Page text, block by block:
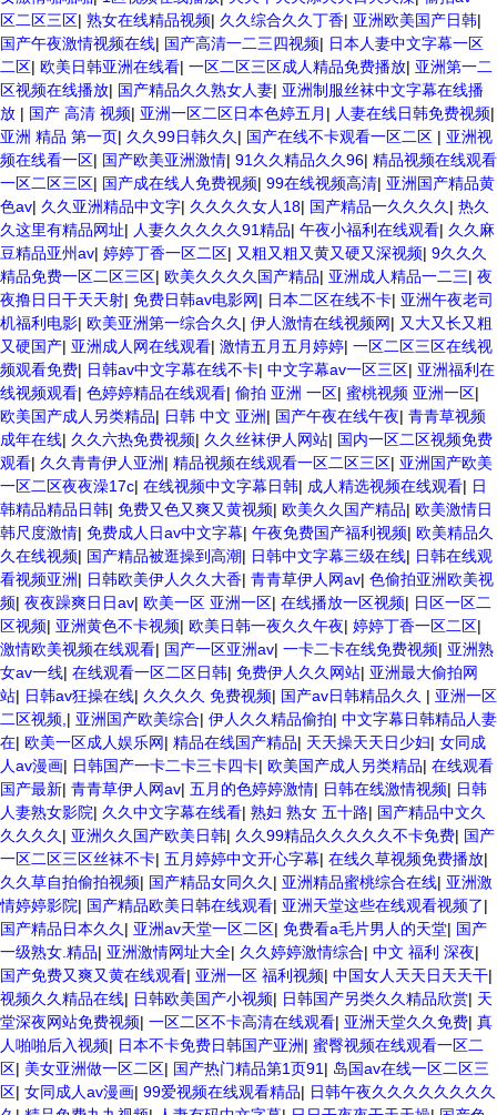
区二区三区| 熟女在线精品视频| 久久综合久久丁香| 亚洲欧美国产日韩|
国产午夜激情视频在线| 国产高清一二三四视频| 日本人妻中文字幕一区
二区| 欧美日韩亚洲在线看| 一区二区三区成人精品免费播放| 亚洲第一二
区视频在线播放| 国产精品久久熟女人妻| 亚洲制服丝袜中文字幕在线播
放 | 国产 高清 视频| 亚洲一区二区日本色婷五月 | 人妻在线日韩免费视频|
亚洲 精品 第一页| 久久99日韩久久 | 国产在线不卡观看一区二区 | 亚洲视
频在线看一区| 国产欧美亚洲激情| 91久久精品久久96| 精品视频在线观看
一区二区三区| 国产成在线人免费视频| 99在线视频高清| 亚洲国产精品黄
色av| 久久亚洲精品中文字| 久久久久女人18| 国产精品一久久久久 | 热久
久这里有精品网址| 人妻久久久久久91精品| 午夜小福利在线观看| 久久麻
豆精品亚州av| 婷婷丁香一区二区| 又粗又粗又黄又硬又深视频| 9久久久
精品免费一区二区三区| 欧美久久久久国产精品| 亚洲成人精品一二三| 夜
夜撸日日干天天射| 免费日韩av电影网| 日本二区在线不卡| 亚洲午夜老司
机福利电影| 欧美亚洲第一综合久久 | 伊人激情在线视频网| 又大又长又粗
又硬国产| 亚洲成人网在线观看| 激情五月五月婷婷| 一区二区三区在线视
频观看免费| 日韩av中文字幕在线不卡| 中文字幕av一区三区| 亚洲福利在
线视频观看| 色婷婷精品在线观看| 偷拍 亚洲 一区| 蜜桃视频 亚洲一区|
欧美国产成人另类精品| 日韩 中文 亚洲| 国产午夜在线午夜| 青青草视频
成年在线| 久久六热免费视频| 久久丝袜伊人网站| 国内一区二区视频免费
观看| 久久青青伊人亚洲| 精品视频在线观看一区二区三区| 亚洲国产欧美
一区二区夜夜澡17c| 在线视频中文字幕日韩| 成人精选视频在线观看| 日
韩精品精品日韩| 免费又色又爽又黄视频| 欧美久久国产精品| 欧美激情日
韩尺度激情| 免费成人日av中文字幕| 午夜免费国产福利视频| 欧美精品久
久在线视频| 国产精品被逛操到高潮| 日韩中文字幕三级在线| 日韩在线观
看视频亚洲| 日韩欧美伊人久久大香| 青青草伊人网av| 色偷拍亚洲欧美视
频| 夜夜躁爽日日av| 欧美一区 亚洲一区| 在线播放一区视频| 日区一区二
区视频| 亚洲黄色不卡视频| 欧美日韩一夜久久午夜| 婷婷丁香一区二区|
激情欧美视频在线观看| 国产一区亚洲av| 一卡二卡在线免费视频| 亚洲熟
女av一线| 在线观看一区二区日韩| 免费伊人久久网站| 亚洲最大偷拍网
站| 日韩av狂操在线| 久久久久 免费视频| 国产av日韩精品久久 | 亚洲一区
二区视频, | 亚洲国产欧美综合| 伊人久久精品偷拍| 中文字幕日韩精品人妻
在| 欧美一区成人娱乐网| 精品在线国产精品| 天天操天天日少妇| 女同成
人av漫画| 日韩国产一卡二卡三卡四卡| 欧美国产成人另类精品| 在线观看
国产最新| 青青草伊人网av| 五月的色婷婷激情| 日韩在线激情视频| 日韩
人妻熟女影院| 久久中文字幕在线看| 熟妇 熟女 五十路| 国产精品中文久
久久久久 | 亚洲久久国产欧美日韩| 久久99精品久久久久久不卡免费| 国产
一区二区三区丝袜不卡| 五月婷婷中文开心字幕| 在线久草视频免费播放|
久久草自拍偷拍视频| 国产精品女同久久 | 亚洲精品蜜桃综合在线| 亚洲激
情婷婷影院| 国产精品欧美日韩在线观看| 亚洲天堂这些在线观看视频了|
国产精品日本久久 | 亚洲av天堂一区二区| 免费看a毛片男人的天堂| 国产
一级熟女.精品| 亚洲激情网址大全| 久久婷婷激情综合| 中文 福利 深夜|
国产免费又爽又黄在线观看| 亚洲一区 福利视频| 中国女人天天日天天干|
视频久久精品在线| 日韩欧美国产小视频| 日韩国产另类久久精品欣赏| 天
堂深夜网站免费视频| 一区二区不卡高清在线观看| 亚洲天堂久久免费| 真
人啪啪后入视频| 日本不卡免费日韩国产亚洲| 蜜臀视频在线观看一区二
区| 美女亚洲做一区二区| 国产热门精品第1页91 | 岛国av在线一区二区三
区| 女同成人av漫画| 99爱视频在线观看精品| 日韩午夜久久久久久久久久